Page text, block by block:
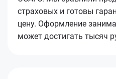
страховых и готовы
цену. Оформление
может достигать тысяч